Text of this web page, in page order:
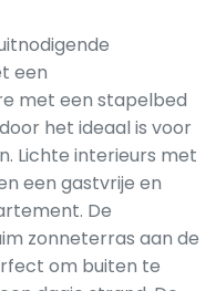
een
met een stapelbed
het ideaal is voor
Lichte interieurs met
een gastvrije en
De
zonneterras aan de
om buiten te